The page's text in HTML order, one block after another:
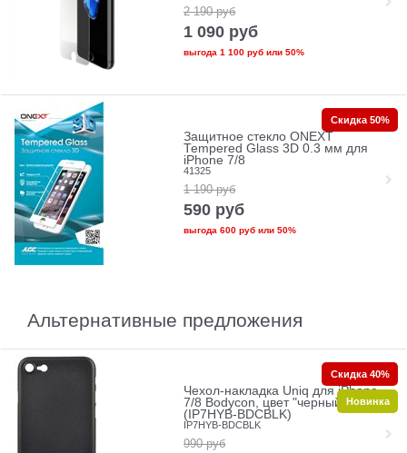
2 190 руб
1 090 руб
выгода 1 100 рубили 50%
Защитное стекло ONEXT
Tempered Glass 3D 0.3 мм для
iPhone 7/8
41325
1 190 руб
590 руб
выгода 600 рубили 50%
Скидка 50%
Альтернативные предложения
Чехол-накладка Uniq для iPhone
7/8 Bodycon, цвет "черный"
(IP7HYB-BDCBLK)
IP7HYB-BDCBLK
990 руб
Скидка 40%
Новинка